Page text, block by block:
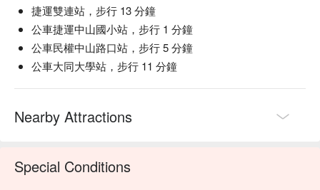
捷運雙連站，步行 13 分鐘
公車捷運中山國小站，步行 1 分鐘
公車民權中山路口站，步行 5 分鐘
公車大同大學站，步行 11 分鐘
Nearby Attractions
Special Conditions